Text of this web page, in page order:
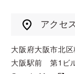
アクセス
大阪府大阪市北
大阪駅前 第1ビ